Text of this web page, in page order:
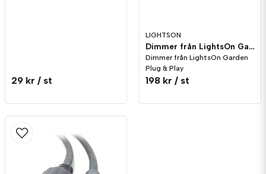
29 kr / st
LIGHTSON
Dimmer från LightsOn Garden Plug & Play
Dimmer från LightsOn Garden
Plug & Play
198 kr / st